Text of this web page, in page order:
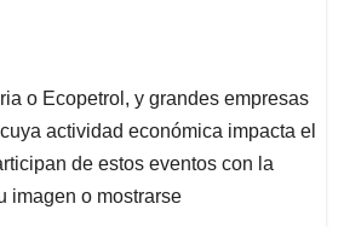
o Ecopetrol, y grandes empresas
actividad económica impacta el
de estos eventos con la
imagen o mostrarse